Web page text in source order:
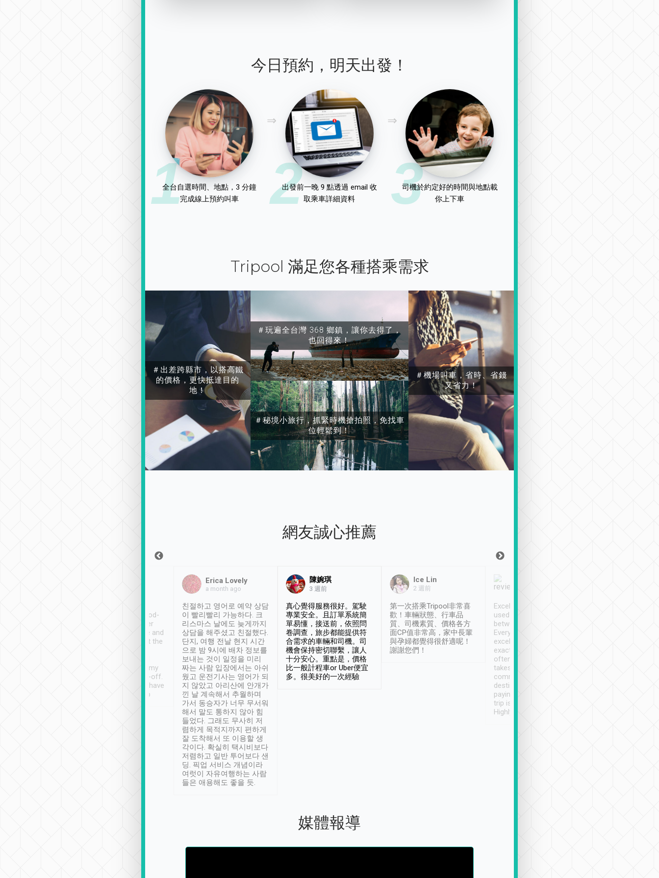
今日預約，明天出發！
1
全台自選時間、地點，3 分鐘
完成線上預約叫車
2
出發前一晚 9 點透過 email 收
取乘車詳細資料
3
司機於約定好的時間與地點載
你上下車
Tripool 滿足您各種搭乘需求
＃出差跨縣市，以搭高鐵
的價格，更快抵達目的
地！
＃玩遍全台灣 368 鄉鎮，讓你去得了，
也回得來！
＃秘境小旅行，抓緊時機搶拍照，免找車
位輕鬆到！
＃機場叫車，省時、省錢
又省力！
網友誠心推薦
service, vehicles in good-
condition and the driver
service was awesome and
thoughtful. Driver went the
have safely arrived at my
destination after drop-off.
Definitely something I have
not seen elsewhere 👍
Erica Lovely
a month ago
친절하고 영어로 예약 상담
이 빨리빨리 가능하다. 크
리스마스 날에도 늦게까지
상담을 해주셨고 친절했다.
단지, 여행 전날 현지 시간
으로 밤 9시에 배차 정보를
보내는 것이 일정을 미리
짜는 사람 입장에서는 아쉬
웠고 운전기사는 영어가 되
지 않았고 아리산에 안개가
낀 날 계속해서 추월하며
가서 동승자가 너무 무서워
해서 말도 통하지 않아 힘
들었다. 그래도 무사히 저
렴하게 목적지까지 편하게
잘 도착해서 또 이용할 생
각이다. 확실히 택시비보다
저렴하고 일반 투어보다 샌
딩. 픽업 서비스 개념이라
여럿이 자유여행하는 사람
들은 애용해도 좋을 듯.
陳婉琪
3 週前
真心覺得服務很好。駕駛
專業安全。且訂單系統簡
單易懂，接送前，依照問
卷調查，旅步都能提供符
合需求的車輛和司機。司
機會保持密切聯繫，讓人
十分安心。重點是，價格
比一般計程車or Uber便宜
多。很美好的一次經驗
Ice Lin
2 週前
第一次搭乘Tripool非常喜
歡！車輛狀態、行車品
質、司機素質、價格各方
面CP值非常高，家中長輩
與孕婦都覺得很舒適呢！
謝謝您們！
Excellent service. We have
used Tripool to travel
between cities in Taiwan.
Every driver has been
excellent and arrives
exactly on time. As there is
often limited English it
takes the difficulty out of
communicating the
destination details and
paying online prior to the
trip is very convenient.
Highly recommended
媒體報導